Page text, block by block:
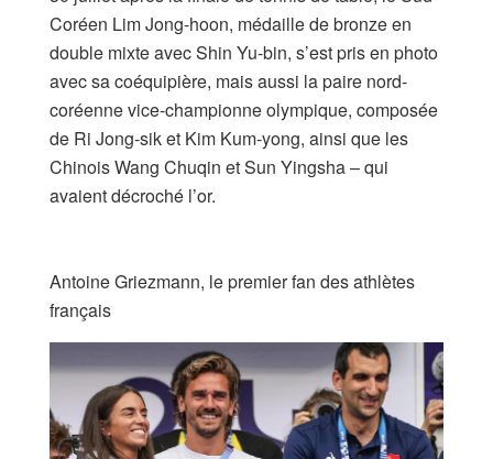
Coréen Lim Jong-hoon, médaille de bronze en
double mixte avec Shin Yu-bin, s’est pris en photo
avec sa coéquipière, mais aussi la paire nord-
coréenne vice-championne olympique, composée
de Ri Jong-sik et Kim Kum-yong, ainsi que les
Chinois Wang Chuqin et Sun Yingsha – qui
avaient décroché l’or.
Antoine Griezmann, le premier fan des athlètes
français